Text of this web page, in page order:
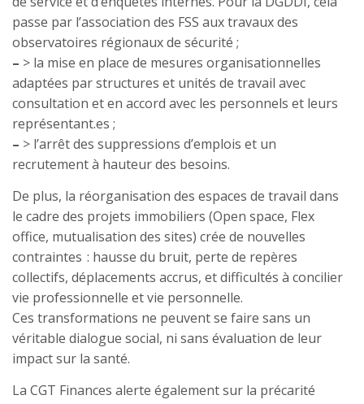
passe par l’association des FSS aux travaux des
observatoires régionaux de sécurité ;
– > la mise en place de mesures organisationnelles
adaptées par structures et unités de travail avec
consultation et en accord avec les personnels et leurs
représentant.es ;
– > l’arrêt des suppressions d’emplois et un
recrutement à hauteur des besoins.
De plus, la réorganisation des espaces de travail dans
le cadre des projets immobiliers (Open space, Flex
office, mutualisation des sites) crée de nouvelles
contraintes : hausse du bruit, perte de repères
collectifs, déplacements accrus, et difficultés à concilier
vie professionnelle et vie personnelle.
Ces transformations ne peuvent se faire sans un
véritable dialogue social, ni sans évaluation de leur
impact sur la santé.
La CGT Finances alerte également sur la précarité